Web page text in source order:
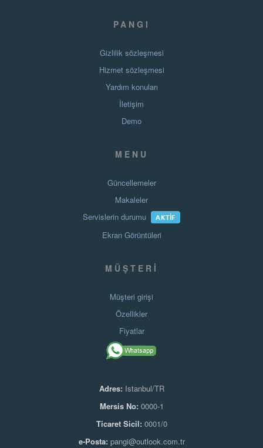
PANGI
Gizlilik sözleşmesi
Hizmet sözleşmesi
Yardım konuları
İletişim
Demo
MENU
Güncellemeler
Makaleler
Servislerin durumu
AKTIF
Ekran Görüntüleri
MÜŞTERI
Müşteri girişi
Özellikler
Fiyatlar
Adres:Istanbul/TR
Mersis No:0000-1
Ticaret Sicil:0001/0
e-Posta:pangi@outlook.com.tr